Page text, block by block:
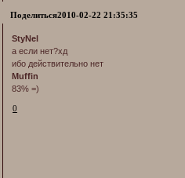
Поделиться2010-02-22 21:35:35
StyNel
а если нет?хд
ибо действительно нет
Muffin
83% =)
0